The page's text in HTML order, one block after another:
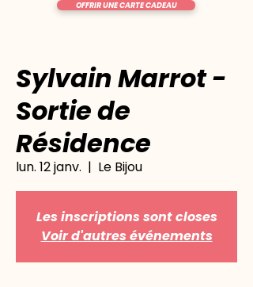
OFFRIR UNE CARTE CADEAU
Sylvain Marrot -
Sortie de
Résidence
lun. 12 janv.
  |
Le Bijou
Les inscriptions sont closes
Voir d'autres événements